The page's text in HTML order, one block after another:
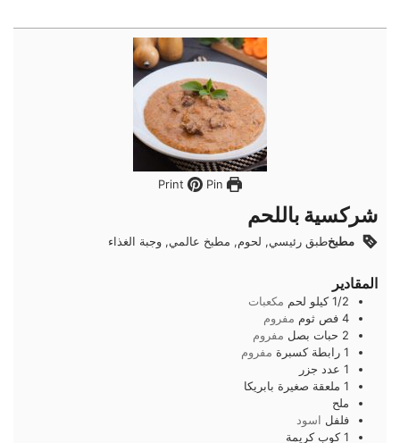
Pin
شركسية باللحم
مطبخطبق رئيسي, لحوم, مطبخ عالمي, وجبة الغذاء
المقادير
1/2 كيلو لحم مكعبات
4 فص ثوم مفروم
2 حبات بصل مفروم
1 رابطة كسبرة مفروم
1 عدد جزر
1 ملعقة صغيرة بابريكا
ملح
فلفل اسود
1 كوب كريمة